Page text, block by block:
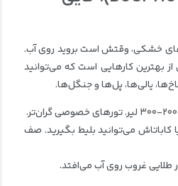
خشکی، وقتش است بروید روی آب.
بهترین کارهایی است که می‌توانید
یالی‌ها، پل‌ها و جنگل‌ها.
کاباتاش می‌توانید بلیط بگیرید. صف
طلایی غروب روی آب می‌افتد.